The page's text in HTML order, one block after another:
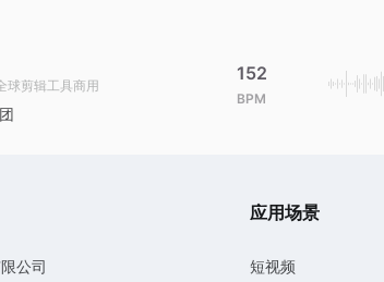
球剪辑工具商用
152
BPM
公司
应用场景
短视频